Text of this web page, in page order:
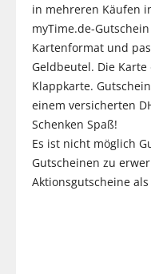
in mehreren Käufen
myTime.de-
Kartenformat und
Geldbeutel. Die
Klappkarte.
einem versicherten
Schenken Spaß!
Es ist nicht möglich
Gutscheinen zu
Aktionsgutscheine